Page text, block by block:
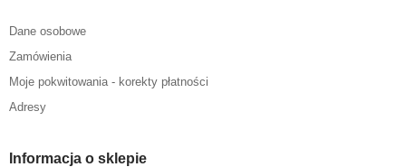
Dane osobowe
Zamówienia
Moje pokwitowania - korekty płatności
Adresy
Informacja o sklepie